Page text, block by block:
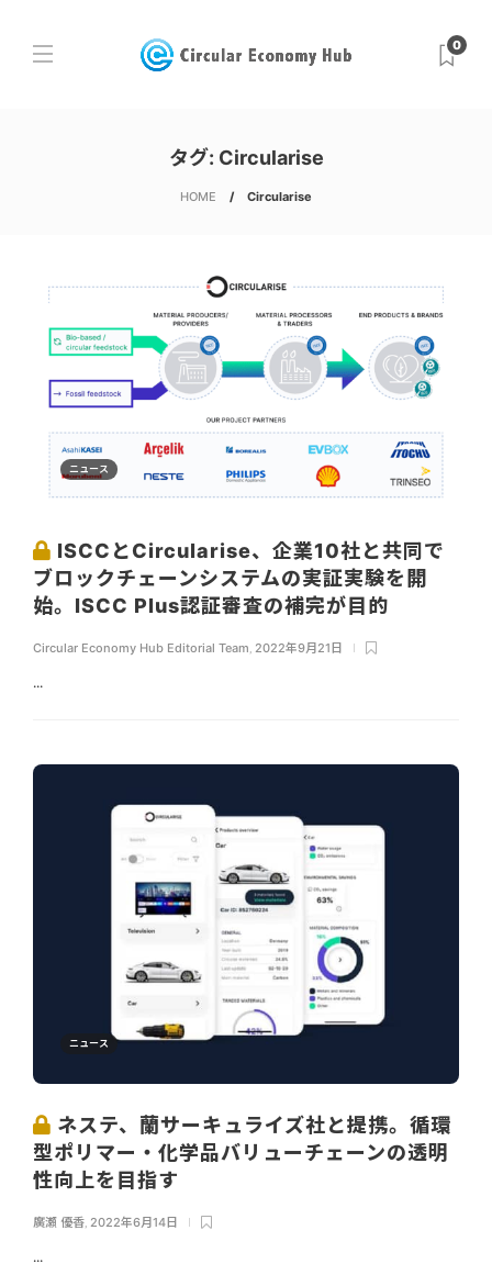
0
タグ: Circularise
HOME Circularise
ニュース
ISCCとCircularise、企業10社と共同で
ブロックチェーンシステムの実証実験を開
始。ISCC Plus認証審査の補完が目的
Circular Economy Hub Editorial Team, 2022年9月21日
...
ニュース
ネステ、蘭サーキュライズ社と提携。循環
型ポリマー・化学品バリューチェーンの透明
性向上を目指す
廣瀬 優香, 2022年6月14日
...